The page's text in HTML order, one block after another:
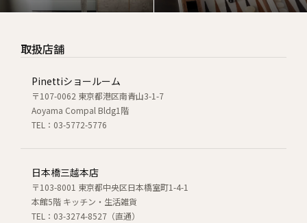
取扱店舗
Pinettiショールーム
〒107-0062 東京都港区南青山3-1-7
Aoyama Compal Bldg1階
TEL：03-5772-5776
日本橋三越本店
〒103-8001 東京都中央区日本橋室町1-4-1
本館5階 キッチン・生活雑貨
TEL：03-3274-8527（直通）